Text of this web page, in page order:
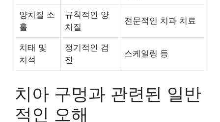
양치질 소
홀
규칙적인 양
치질
전문적인 치과 치료
치태 및
치석
정기적인 검
진
스케일링 등
치아 구멍과 관련된 일반
적인 오해